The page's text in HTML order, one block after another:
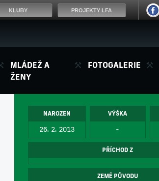
MLÁDEŽ A
ŽENY
FOTOGALERIE
NAROZEN
26. 2. 2013
VÝŠKA
-
PŘÍCHOD Z
ZEMĚ PŮVODU
KLUBY PROJEKTY LFA